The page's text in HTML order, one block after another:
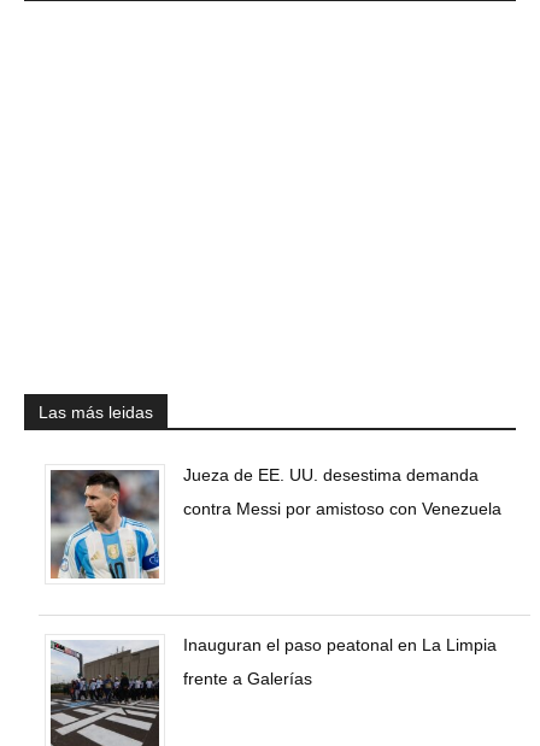
Las más leidas
Jueza de EE. UU. desestima demanda
contra Messi por amistoso con Venezuela
Inauguran el paso peatonal en La Limpia
frente a Galerías